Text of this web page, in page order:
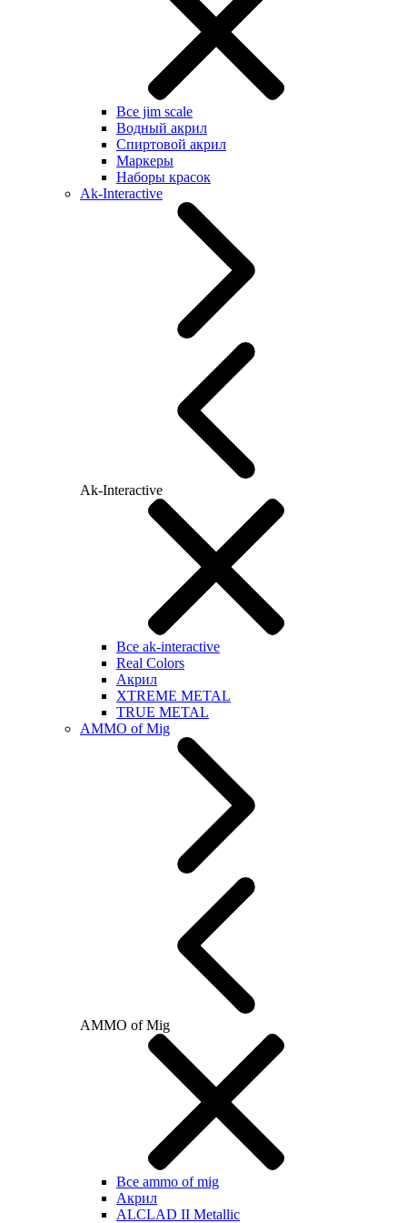
Все jim scale
Водный акрил
Спиртовой акрил
Маркеры
Наборы красок
Ak-Interactive
Ak-Interactive
Все ak-interactive
Real Colors
Акрил
XTREME METAL
TRUE METAL
AMMO of Mig
AMMO of Mig
Все ammo of mig
Акрил
ALCLAD II Metallic